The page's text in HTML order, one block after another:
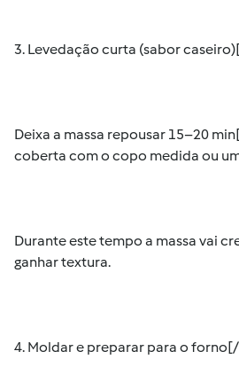
3. Levedação curta (sabor
Deixa a massa repousar 15–20
coberta com o copo medida ou
Durante este tempo a massa vai
ganhar textura.
4. Moldar e preparar para o